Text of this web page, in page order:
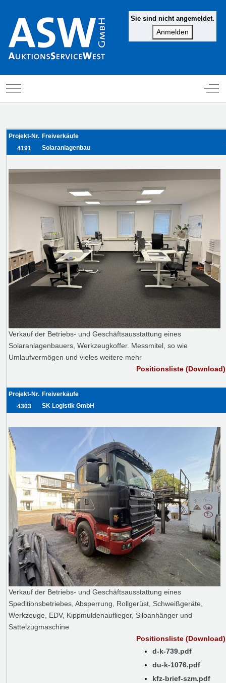
Sie sind nicht angemeldet.
Mobile Menu Toggle Off-
Projekt-Nr.
4191
Freiverkäufe
Solaranlagenbau
Verkauf der Betriebs- und Geschäftsausstattung eines
Solaranlagenbauers, Werkzeugkoffer. Messmitel, so wie
Umlaufvermögen und vieles weitere mehr
Positionsliste (Download)
Projekt-Nr.
4303
Freiverkäufe
SK Logistik GmbH
Verkauf der Betriebs- und Geschäftsausstattung eines
Speditionsbetriebes, Absperrung, Rollgerüst, Schweißgeräte,
Werkzeuge, EDV, Kippmuldenauflieger, Siloanhänger und
Sattelzugmaschine
Positionsliste (Download)
d-k-739.pdf
du-k-1076.pdf
kfz-brief-szm.pdf